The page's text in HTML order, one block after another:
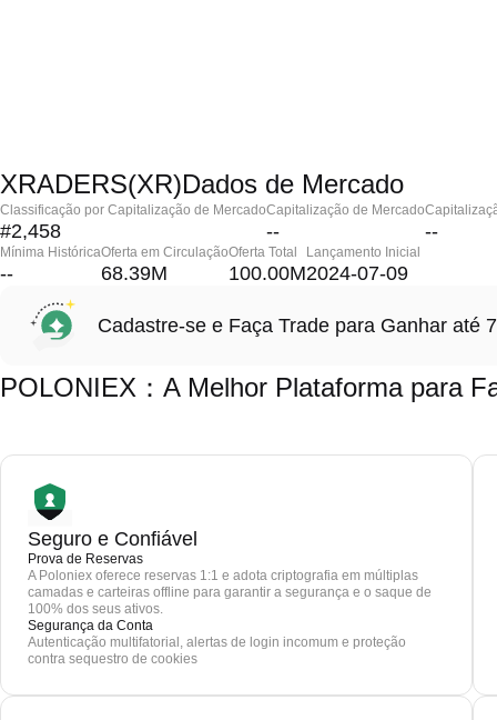
XRADERS(XR)Dados de Mercado
Classificação por Capitalização de Mercado
#2,458
Capitalização de Mercado
-- --
Mínima Histórica
--
Oferta em Circulação
68.39M
Oferta Total
100.00M
Lançamento Inicial
2024-07-09
Cadastre-se e Faça Trade para Ganhar até
POLONIEX：A Melhor Plataforma para
Seguro e Confiável
Prova de Reservas
A Poloniex oferece reservas 1:1 e adota criptografia em múltiplas
camadas e carteiras offline para garantir a segurança e o saque de
100% dos seus ativos.
Segurança da Conta
Autenticação multifatorial, alertas de login incomum e proteção
contra sequestro de cookies